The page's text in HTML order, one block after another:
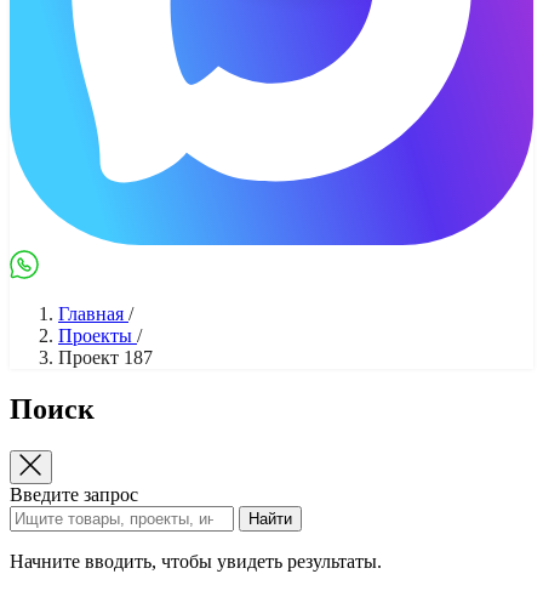
MaxWhatsApp
Главная /
Проекты /
Проект 187
Поиск
Введите запрос
Найти
Начните вводить, чтобы увидеть результаты.